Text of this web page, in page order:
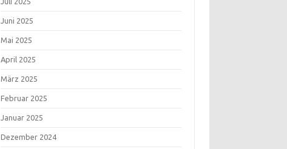
Juni 2025
Mai 2025
April 2025
März 2025
Februar 2025
Januar 2025
Dezember 2024